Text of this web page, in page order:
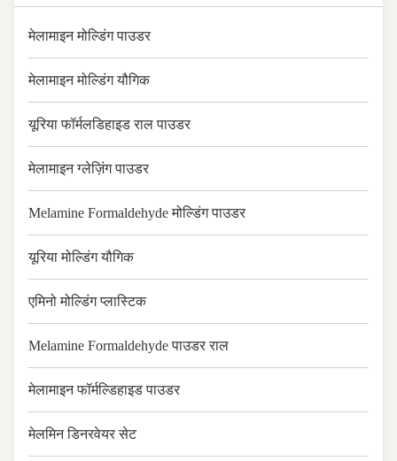
मेलामाइन मोल्डिंग पाउडर
मेलामाइन मोल्डिंग यौगिक
यूरिया फॉर्मलडिहाइड राल पाउडर
मेलामाइन ग्लेज़िंग पाउडर
Melamine Formaldehyde मोल्डिंग पाउडर
यूरिया मोल्डिंग यौगिक
एमिनो मोल्डिंग प्लास्टिक
Melamine Formaldehyde पाउडर राल
मेलामाइन फॉर्मल्डिहाइड पाउडर
मेलमिन डिनरवेयर सेट